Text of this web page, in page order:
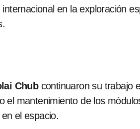
en la exploración
Chubcontinuaron su trabajo
mantenimiento de los
el espacio.